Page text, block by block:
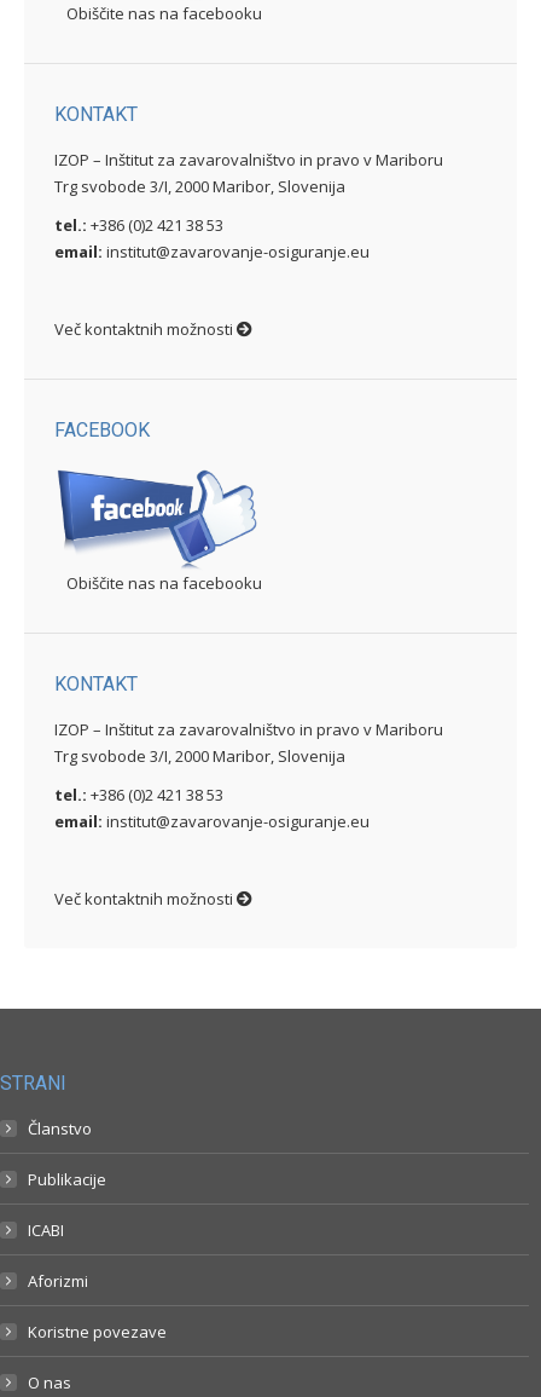
Obiščite nas na facebooku
KONTAKT
IZOP – Inštitut za zavarovalništvo in pravo v Mariboru
Trg svobode 3/I, 2000 Maribor, Slovenija
tel.: +386 (0)2 421 38 53
email: institut@zavarovanje-osiguranje.eu
Več kontaktnih možnosti
FACEBOOK
Obiščite nas na facebooku
KONTAKT
IZOP – Inštitut za zavarovalništvo in pravo v Mariboru
Trg svobode 3/I, 2000 Maribor, Slovenija
tel.: +386 (0)2 421 38 53
email: institut@zavarovanje-osiguranje.eu
Več kontaktnih možnosti
STRANI
Članstvo
Publikacije
ICABI
Aforizmi
Koristne povezave
O nas